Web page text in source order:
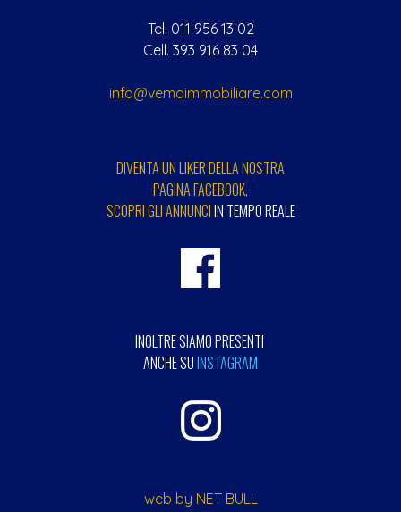
Tel. 011 956 13 02
Cell. 393 916 83 04
info@vemaimmobiliare.com
DIVENTA UN LIKER DELLA NOSTRA
PAGINA FACEBOOK,
SCOPRI GLI ANNUNCIIN TEMPO REALE
INOLTRE SIAMO PRESENTI
ANCHE SUINSTAGRAM
web by NET BULL